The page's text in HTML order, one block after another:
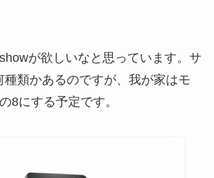
が欲しいなと思っています。サ
種類かあるのですが、我が家はモ
8にする予定です。